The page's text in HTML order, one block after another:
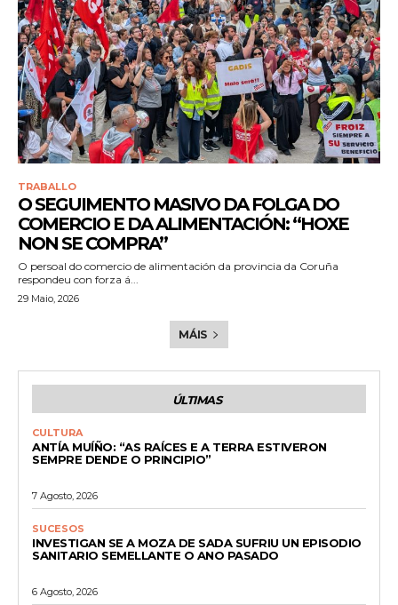
TRABALLO
O SEGUIMENTO MASIVO DA FOLGA DO
COMERCIO E DA ALIMENTACIÓN: “HOXE
NON SE COMPRA”
O persoal do comercio de alimentación da provincia da Coruña
respondeu con forza á...
29 Maio, 2026
MÁIS
ÚLTIMAS
CULTURA
ANTÍA MUÍÑO: “AS RAÍCES E A TERRA ESTIVERON
SEMPRE DENDE O PRINCIPIO”
7 Agosto, 2026
SUCESOS
INVESTIGAN SE A MOZA DE SADA SUFRIU UN EPISODIO
SANITARIO SEMELLANTE O ANO PASADO
6 Agosto, 2026